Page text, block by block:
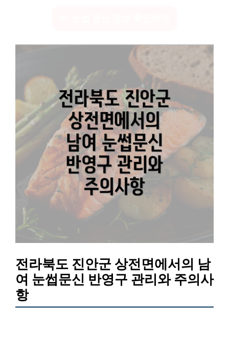
전라북도 진안군 상전면에서의 남
여 눈썹문신 반영구 관리와 주의사
항